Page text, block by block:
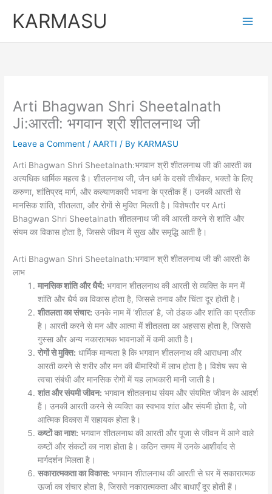
KARMASU
Arti Bhagwan Shri Sheetalnath
Ji:आरती: भगवान श्री शीतलनाथ जी
Leave a Comment /AARTI / By KARMASU
Arti Bhagwan Shri Sheetalnath:भगवान श्री शीतलनाथ जी की आरती का
अत्यधिक धार्मिक महत्व है। शीतलनाथ जी, जैन धर्म के दसवें तीर्थंकर, भक्तों के लिए
करुणा, शांतिप्रद मार्ग, और कल्याणकारी भावना के प्रतीक हैं। उनकी आरती से
मानसिक शांति, शीतलता, और रोगों से मुक्ति मिलती है। विशेषतौर पर Arti
Bhagwan Shri Sheetalnath शीतलनाथ जी की आरती करने से शांति और
संयम का विकास होता है, जिससे जीवन में सुख और समृद्धि आती है।
Arti Bhagwan Shri Sheetalnath:भगवान श्री शीतलनाथ जी की आरती के
लाभ
मानसिक शांति और धैर्य: भगवान शीतलनाथ की आरती से व्यक्ति के मन में
शांति और धैर्य का विकास होता है, जिससे तनाव और चिंता दूर होती है।
शीतलता का संचार: उनके नाम में ‘शीतल’ है, जो ठंडक और शांति का प्रतीक
है। आरती करने से मन और आत्मा में शीतलता का अहसास होता है, जिससे
गुस्सा और अन्य नकारात्मक भावनाओं में कमी आती है।
रोगों से मुक्ति: धार्मिक मान्यता है कि भगवान शीतलनाथ की आराधना और
आरती करने से शरीर और मन की बीमारियों में लाभ होता है। विशेष रूप से
त्वचा संबंधी और मानसिक रोगों में यह लाभकारी मानी जाती है।
शांत और संयमी जीवन: भगवान शीतलनाथ संयम और संयमित जीवन के आदर्श
हैं। उनकी आरती करने से व्यक्ति का स्वभाव शांत और संयमी होता है, जो
आत्मिक विकास में सहायक होता है।
कष्टों का नाश: भगवान शीतलनाथ की आरती और पूजा से जीवन में आने वाले
कष्टों और संकटों का नाश होता है। कठिन समय में उनके आशीर्वाद से
मार्गदर्शन मिलता है।
सकारात्मकता का विकास: भगवान शीतलनाथ की आरती से घर में सकारात्मक
ऊर्जा का संचार होता है, जिससे नकारात्मकता और बाधाएँ दूर होती हैं।